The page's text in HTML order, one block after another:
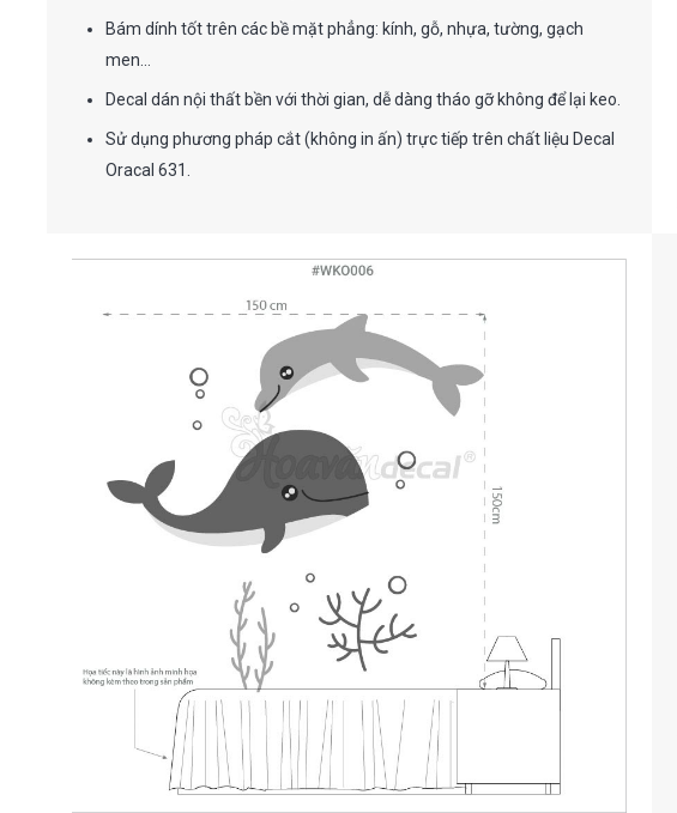
Bám dính tốt trên các bề mặt phẳng: kính, gỗ, nhựa, tường, gạch
men…
Decal dán nội thất bền với thời gian, dễ dàng tháo gỡ không để lại keo.
Sử dụng phương pháp cắt (không in ấn) trực tiếp trên chất liệu Decal
Oracal 631.